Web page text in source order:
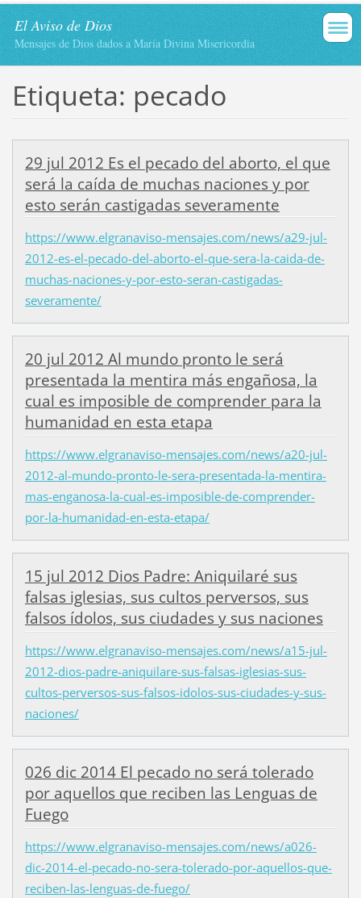
El Aviso de Dios
Mensajes de Dios dados a María Divina Misericordia
Etiqueta: pecado
29 jul 2012 Es el pecado del aborto, el que
será la caída de muchas naciones y por
esto serán castigadas severamente
https://www.elgranaviso-mensajes.com/news/a29-jul-
2012-es-el-pecado-del-aborto-el-que-sera-la-caida-de-
muchas-naciones-y-por-esto-seran-castigadas-
severamente/
20 jul 2012 Al mundo pronto le será
presentada la mentira más engañosa, la
cual es imposible de comprender para la
humanidad en esta etapa
https://www.elgranaviso-mensajes.com/news/a20-jul-
2012-al-mundo-pronto-le-sera-presentada-la-mentira-
mas-enganosa-la-cual-es-imposible-de-comprender-
por-la-humanidad-en-esta-etapa/
15 jul 2012 Dios Padre: Aniquilaré sus
falsas iglesias, sus cultos perversos, sus
falsos ídolos, sus ciudades y sus naciones
https://www.elgranaviso-mensajes.com/news/a15-jul-
2012-dios-padre-aniquilare-sus-falsas-iglesias-sus-
cultos-perversos-sus-falsos-idolos-sus-ciudades-y-sus-
naciones/
026 dic 2014 El pecado no será tolerado
por aquellos que reciben las Lenguas de
Fuego
https://www.elgranaviso-mensajes.com/news/a026-
dic-2014-el-pecado-no-sera-tolerado-por-aquellos-que-
reciben-las-lenguas-de-fuego/